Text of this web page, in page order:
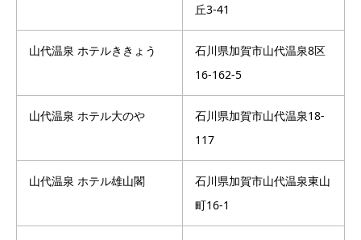
丘3-41
山代温泉 ホテルききょう
石川県加賀市山代温泉8区
16-162-5
山代温泉 ホテル大のや
石川県加賀市山代温泉18-
117
山代温泉 ホテル雄山閣
石川県加賀市山代温泉東山
町16-1